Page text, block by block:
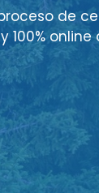
de
100%